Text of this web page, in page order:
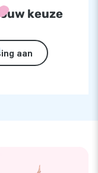
keuze
aan